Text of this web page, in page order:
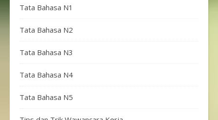
Tata Bahasa N1
Tata Bahasa N2
Tata Bahasa N3
Tata Bahasa N4
Tata Bahasa N5